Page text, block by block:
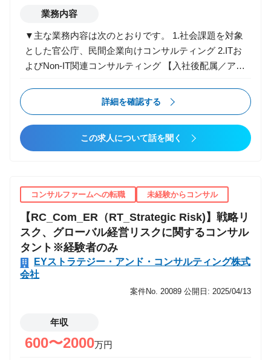
入・運用支援、など
業務内容
▼主な業務内容は次のとおりです。 1.社会課題を対象
とした官公庁、民間企業向けコンサルティング 2.ITお
よびNon-IT関連コンサルティング 【入社後配属／アサ
定のアジェンダ： ・スマートシティ（上下水道DX、
防災DX、土木DX、通信・NWインフラ整備等） ・官
民連携事業支援（デジタル田園都市構想、スマートア
イランド推進実証等） ・スタートアップ政策支援（ス
各種補助金制度運用支援等） ・中央府省庁のデジタル
化・DX推進支援（ガバメントクラウド、ワンストップ
サービス等） ・インバウンド政策・アウトバウンド政
策支援（海外からの誘致支援、海外事業に係るリスク
マネジメント支援等） アサイン予定の業務内容： 上
記に例示するアジェンダにおいて、以下に示すとお
り、プロジェクトの上流から下流までの各フェーズに
携わって頂く予定です。 ・事業の全体構想や戦略策
連制度の動向等の調査・分析 ・実証事業支援やクライ
アントの伴走支援、事業会社のハンズオン支援 ・自治
詳細を確認する
この求人について話を聞く
コンサルファームへの転職 未経験からコンサル
【RC_Com_ER（RT_Strategic Risk)】戦略リ
スク、グローバル経営リスクに関するコンサル
タント※経験者のみ
EYストラテジー・アンド・コンサルティング株式
会社
案件No. 20089 公開日: 2025/04/13
年収
600〜2000万円